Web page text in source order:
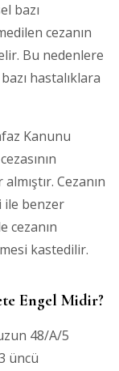
bazı
cezanın
Bu nedenlere
hastalıklara
Kanunu
Cezanın
ile benzer
cezanın
kastedilir.
Engel Midir?
48/A/5
üncü